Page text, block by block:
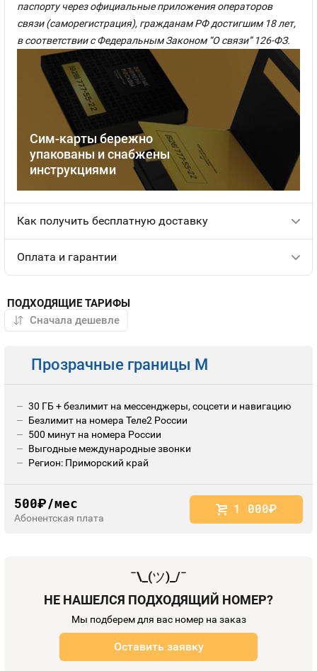
Сим-карты бережно
упакованы и снабжены
инструкциями
паспорту через официальные приложения операторов
связи (саморегистрация), гражданам РФ достигшим 18 лет,
в соответствии с Федеральным Законом “О связи” 126-ФЗ.
Как получить бесплатную доставку
Оплата и гарантии
ПОДХОДЯЩИЕ ТАРИФЫ
Прозрачные границы M
30 ГБ + безлимит на мессенджеры, соцсети и навигацию
Безлимит на номера Теле2 России
500 минут на номера России
Выгодные международные звонки
Регион: Приморский край
500руб./мес
Абонентская плата
1 000руб.
¯\_(ツ)_/¯
НЕ НАШЕЛСЯ ПОДХОДЯЩИЙ НОМЕР?
Мы подберем для вас номер на заказ
Оставить заявку